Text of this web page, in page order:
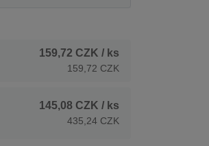
159,72 CZK / ks
159,72 CZK
145,08 CZK / ks
435,24 CZK